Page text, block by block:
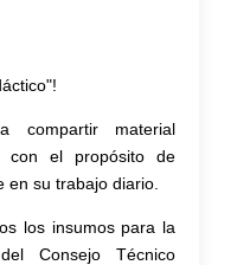
compartir material
con el propósito de
en su trabajo diario.
los insumos para la
Consejo Técnico